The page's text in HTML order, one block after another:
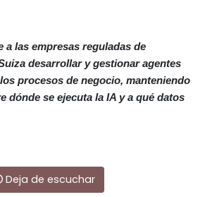
a las empresas reguladas de
desarrollar y gestionar agentes
procesos de negocio, manteniendo
dónde se ejecuta la IA y a qué datos
Deja de escuchar